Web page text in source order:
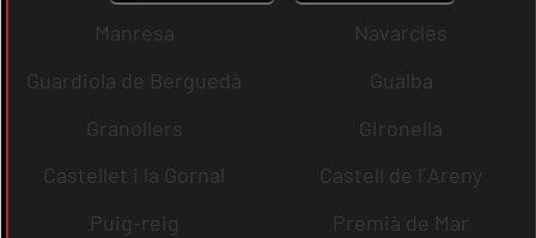
Manresa
Navarcles
Guardiola de Berguedà
Gualba
Granollers
Gironella
Castellet i la Gornal
Castell de l´Areny
Puig-reig
Premià de Mar